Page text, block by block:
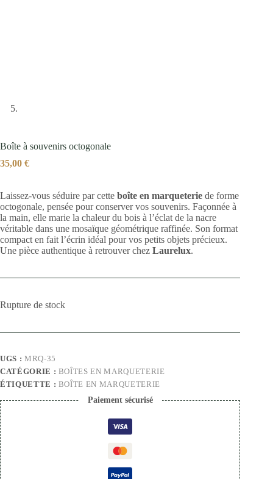
Boîte à souvenirs octogonale
35,00 €
Laissez-vous séduire par cette boîte en marqueterie de forme
octogonale, pensée pour conserver vos souvenirs. Façonnée à
la main, elle marie la chaleur du bois à l’éclat de la nacre
véritable dans une mosaïque géométrique raffinée. Son format
compact en fait l’écrin idéal pour vos petits objets précieux.
Une pièce authentique à retrouver chez Laurelux.
Rupture de stock
UGS : MRQ-35
CATÉGORIE : BOÎTES EN MARQUETERIE
ÉTIQUETTE : BOÎTE EN MARQUETERIE
Paiement sécurisé